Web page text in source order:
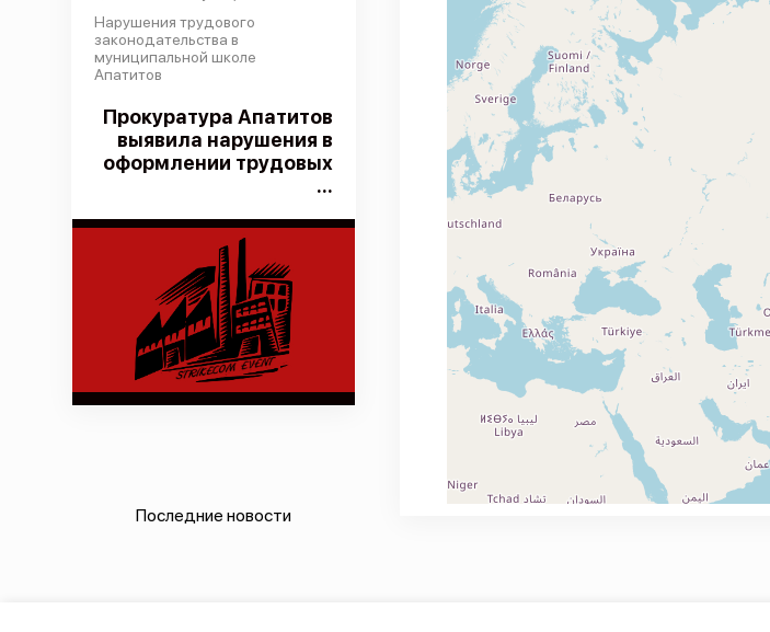
Нарушения трудового
законодательства в
муниципальной школе
Апатитов
Прокуратура Апатитов
выявила нарушения в
оформлении трудовых
...
Последние новости